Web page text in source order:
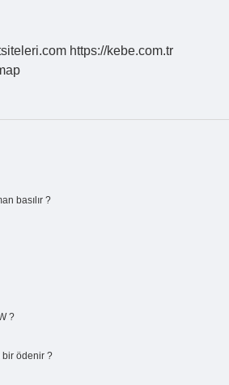
https://kebe.com.tr
basılır ?
?
bir ödenir ?